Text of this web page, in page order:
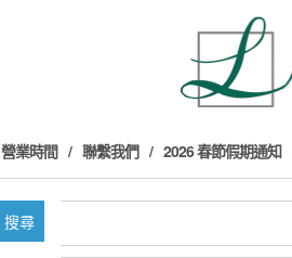
營業時間 聯繫我們 2026 春節假期通知